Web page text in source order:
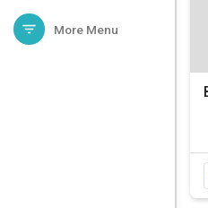
filter_list More Menu